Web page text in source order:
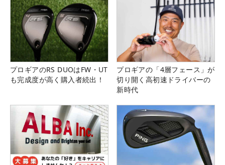
プロギアのRS DUOはFW・UT
も完成度が高く購入者続出！
プロギアの「4層フェース」が
切り開く高初速ドライバーの
新時代